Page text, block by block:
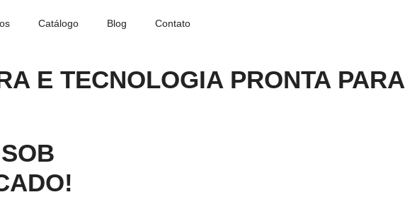
Catálogo Blog Contato
E TECNOLOGIA PRONTA PARA